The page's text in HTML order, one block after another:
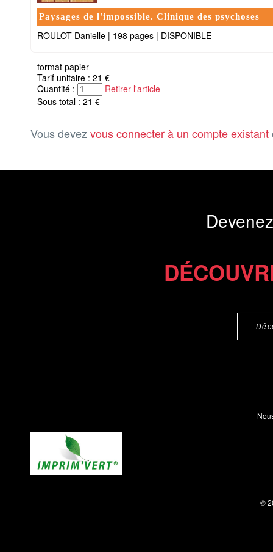
Paysages de l'impossible. Clinique des psychoses
ROULOT Danielle | 198 pages | DISPONIBLE
format papier
Tarif unitaire : 21 €
Quantité :
Retirer l'article
Sous total : 21 €
Vous devez vous connecter à un compte existant
©